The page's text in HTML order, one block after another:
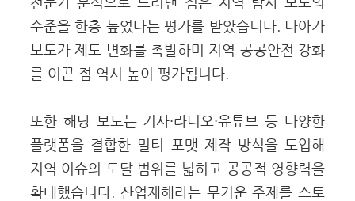
수준을 한층 높였다는 평가를 받았습니다. 나아가
보도가 제도 변화를 촉발하며 지역 공공안전 강화
를 이끈 점 역시 높이 평가됩니다.
또한 해당 보도는 기사·라디오·유튜브 등 다양한
플랫폼을 결합한 멀티 포맷 제작 방식을 도입해
지역 이슈의 도달 범위를 넓히고 공공적 영향력을
확대했습니다. 산업재해라는 무거운 주제를 스토